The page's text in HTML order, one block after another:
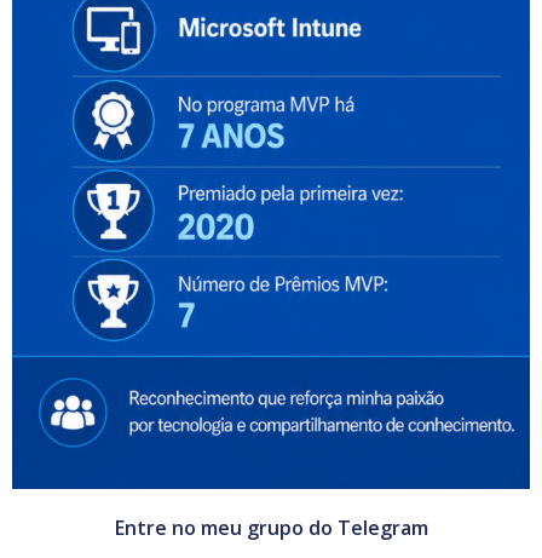
Entre no meu grupo do Telegram